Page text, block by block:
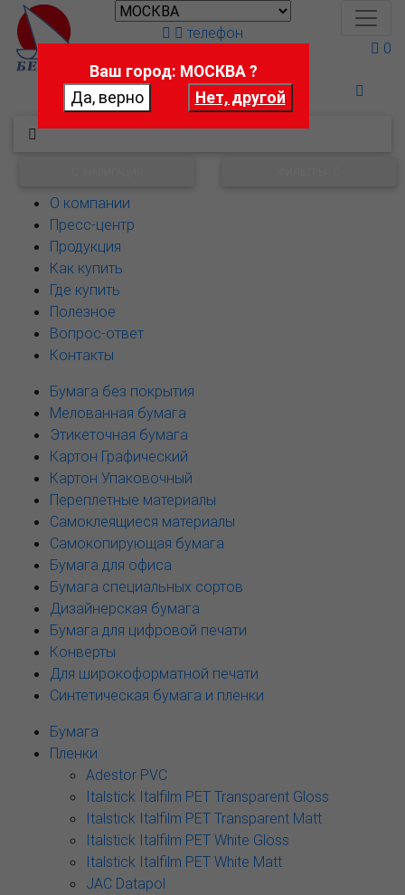
Поможем выбрать
телефон
0
О компании
Пресс-центр
Продукция
Как купить
Где купить
Полезное
Вопрос-ответ
Контакты
Бумага без покрытия
Мелованная бумага
Этикеточная бумага
Картон Графический
Картон Упаковочный
Переплетные материалы
Самоклеящиеся материалы
Самокопирующая бумага
Бумага для офиса
Бумага специальных сортов
Дизайнерская бумага
Бумага для цифровой печати
Конверты
Для широкоформатной печати
Синтетическая бумага и пленки
Бумага
Пленки
Adestor PVC
Italstick Italfilm PET Transparent Gloss
Italstick Italfilm PET Transparent Matt
Italstick Italfilm PET White Gloss
Italstick Italfilm PET White Matt
JAC Datapol
Ваш город: МОСКВА ?